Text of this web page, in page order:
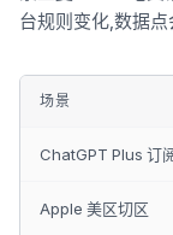
台规则变化,数据点
场景
ChatGPT Plus 订
Apple 美区切区